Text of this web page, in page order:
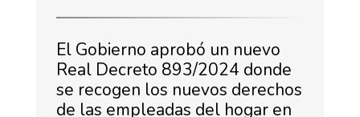
El Gobierno aprobó un nuevo
Real Decreto 893/2024 donde
se recogen los nuevos derechos
de las empleadas del hogar en